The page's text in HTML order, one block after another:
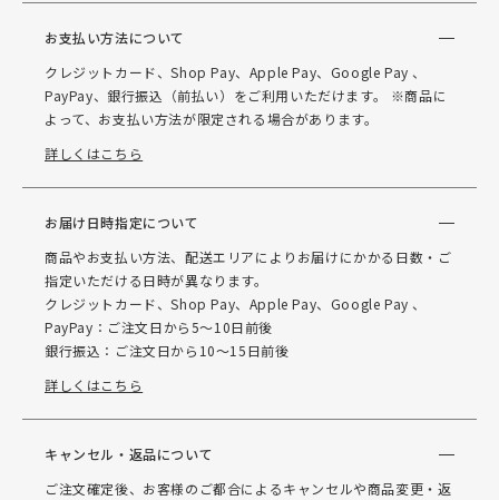
お支払い方法について
クレジットカード、Shop Pay、Apple Pay、Google Pay 、
PayPay、銀行振込（前払い）をご利用いただけます。 ※商品に
よって、お支払い方法が限定される場合があります。
詳しくはこちら
お届け日時指定について
商品やお支払い方法、配送エリアによりお届けにかかる日数・ご
指定いただける日時が異なります。
クレジットカード、Shop Pay、Apple Pay、Google Pay 、
PayPay：ご注文日から5～10日前後
銀行振込：ご注文日から10～15日前後
詳しくはこちら
キャンセル・返品について
ご注文確定後、お客様のご都合によるキャンセルや商品変更・返